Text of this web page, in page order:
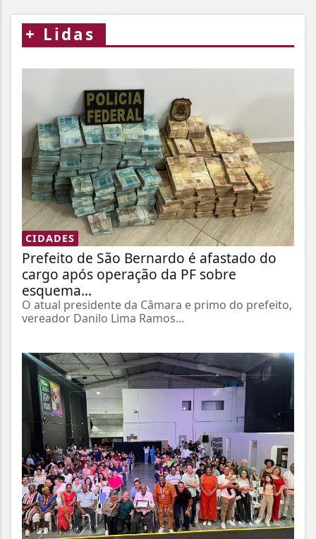
+ Lidas
CIDADES
Prefeito de São Bernardo é afastado do
cargo após operação da PF sobre
esquema...
O atual presidente da Câmara e primo do prefeito,
vereador Danilo Lima Ramos...